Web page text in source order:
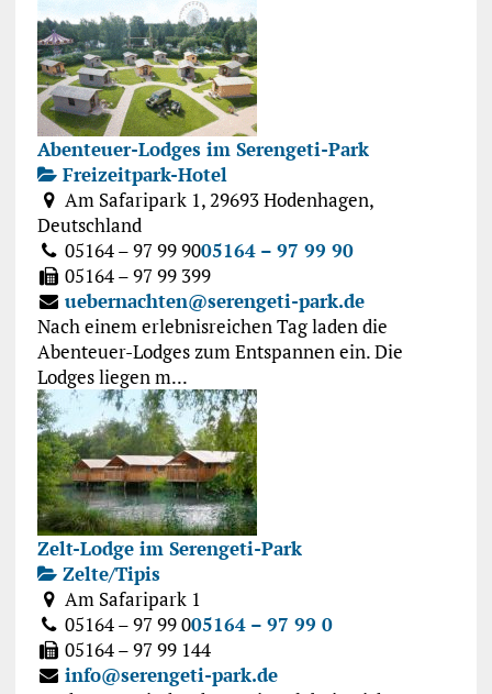
Abenteuer-Lodges im Serengeti-Park
Freizeitpark-Hotel
Am Safaripark 1, 29693 Hodenhagen,
Deutschland
05164 – 97 99 9005164 – 97 99 90
05164 – 97 99 399
uebernachten@serengeti-park.de
Nach einem erlebnisreichen Tag laden die
Abenteuer-Lodges zum Entspannen ein. Die
Lodges liegen m...
Zelt-Lodge im Serengeti-Park
Zelte/Tipis
Am Safaripark 1
05164 – 97 99 005164 – 97 99 0
05164 – 97 99 144
info@serengeti-park.de